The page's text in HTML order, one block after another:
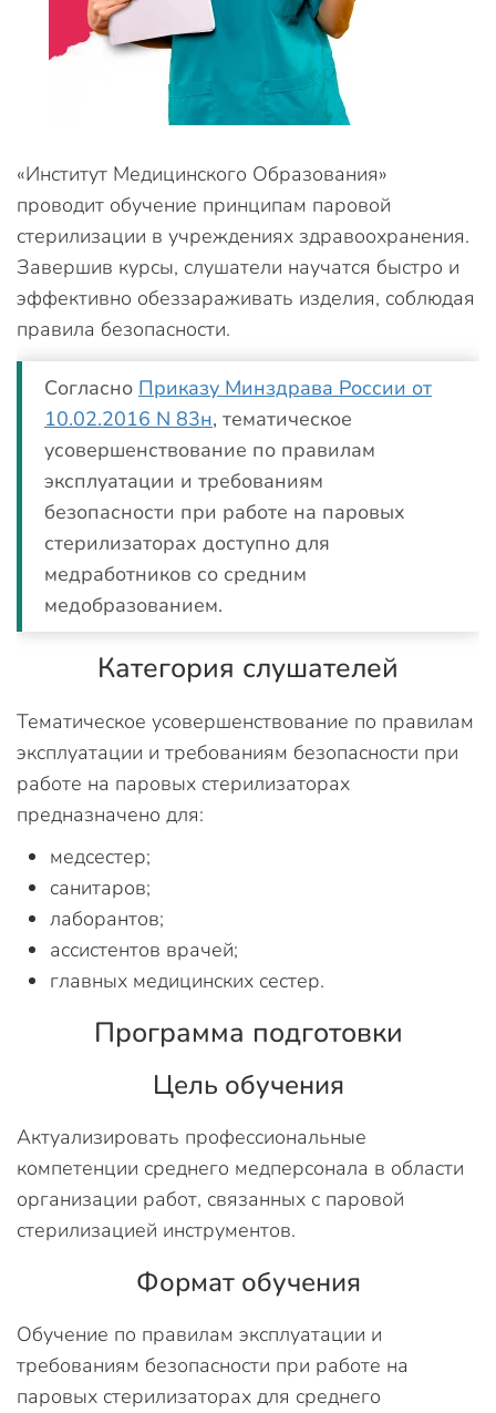
«Институт Медицинского Образования»
проводит обучение принципам паровой
стерилизации в учреждениях здравоохранения.
Завершив курсы, слушатели научатся быстро и
эффективно обеззараживать изделия, соблюдая
правила безопасности.
Согласно Приказу Минздрава России от
10.02.2016 N 83н, тематическое
усовершенствование по правилам
эксплуатации и требованиям
безопасности при работе на паровых
стерилизаторах доступно для
медработников со средним
медобразованием.
Категория слушателей
Тематическое усовершенствование по правилам
эксплуатации и требованиям безопасности при
работе на паровых стерилизаторах
предназначено для:
медсестер;
санитаров;
лаборантов;
ассистентов врачей;
главных медицинских сестер.
Программа подготовки
Цель обучения
Актуализировать профессиональные
компетенции среднего медперсонала в области
организации работ, связанных с паровой
стерилизацией инструментов.
Формат обучения
Обучение по правилам эксплуатации и
требованиям безопасности при работе на
паровых стерилизаторах для среднего